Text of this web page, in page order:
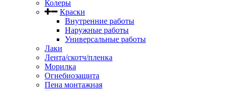
Колеры
Краски
Внутренние работы
Наружные работы
Универсальные работы
Лаки
Лента/скотч/пленка
Морилка
Огнебиозащита
Пена монтажная